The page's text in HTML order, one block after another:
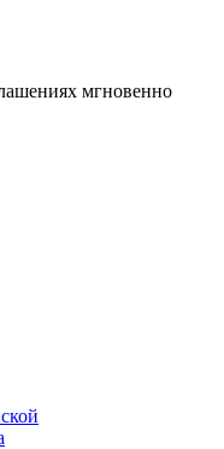
мгновенно